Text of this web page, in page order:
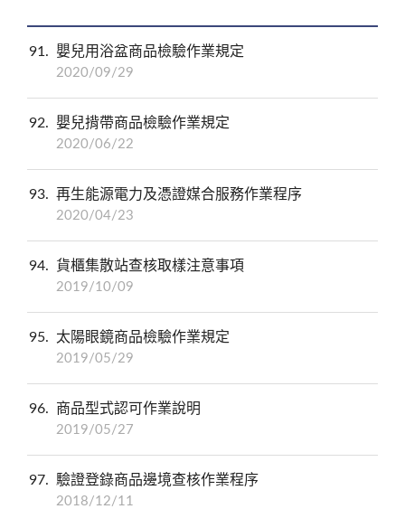
91 嬰兒用浴盆商品檢驗作業規定
2020/09/29
92 嬰兒揹帶商品檢驗作業規定
2020/06/22
93 再生能源電力及憑證媒合服務作業程序
2020/04/23
94 貨櫃集散站查核取樣注意事項
2019/10/09
95 太陽眼鏡商品檢驗作業規定
2019/05/29
96 商品型式認可作業說明
2019/05/27
97 驗證登錄商品邊境查核作業程序
2018/12/11